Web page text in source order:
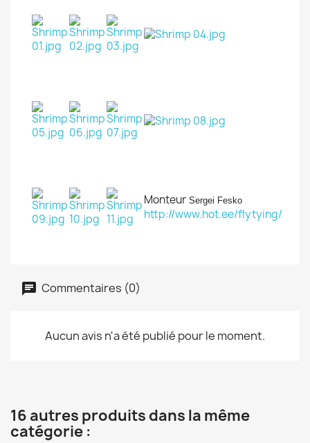
Monteur Sergei Fesko
http://www.hot.ee/flytying/
Commentaires (0)
Aucun avis n'a été publié pour le moment.
16 autres produits dans la même
catégorie :